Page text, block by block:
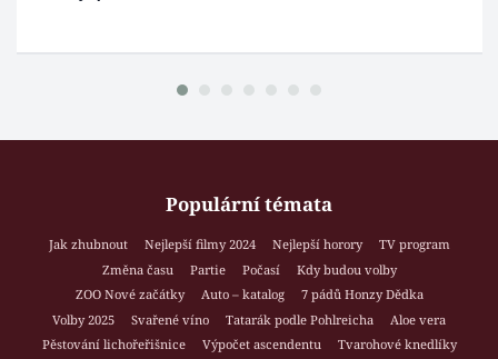
Populární témata
Jak zhubnout Nejlepší filmy 2024 Nejlepší horory
TV program
Změna času
Partie Počasí
Kdy budou volby
ZOO Nové začátky
Auto – katalog
7 pádů Honzy Dědka
Volby 2025
Svařené víno Tatarák podle Pohlreicha
Aloe vera
Pěstování lichořeřišnice
Výpočet ascendentu
Tvarohové knedlíky